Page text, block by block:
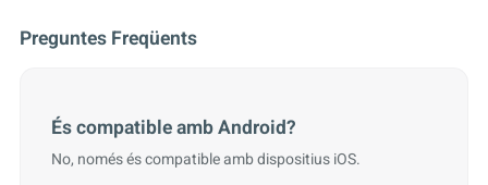
Preguntes Freqüents
És compatible amb Android?
No, només és compatible amb dispositius iOS.